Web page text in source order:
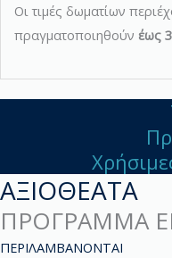
Οι τιμές δωματίων
πραγματοποιηθούν έως
ΑΞΙΟΘΕΑΤΑ
ΠΡΟΓΡΑΜΜΑ
ΠΕΡΙΛΑΜΒΑΝΟΝΤΑΙ